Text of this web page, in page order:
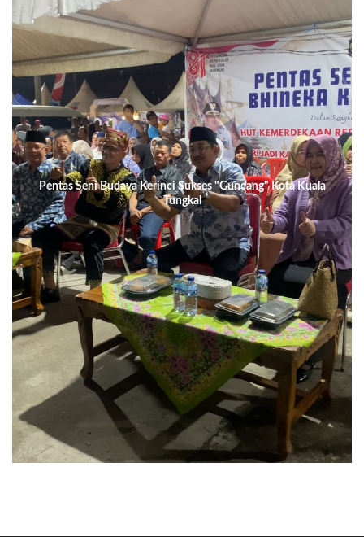
Pentas Seni Budaya Kerinci Sukses "Guncang" Kota Kuala
Tungkal